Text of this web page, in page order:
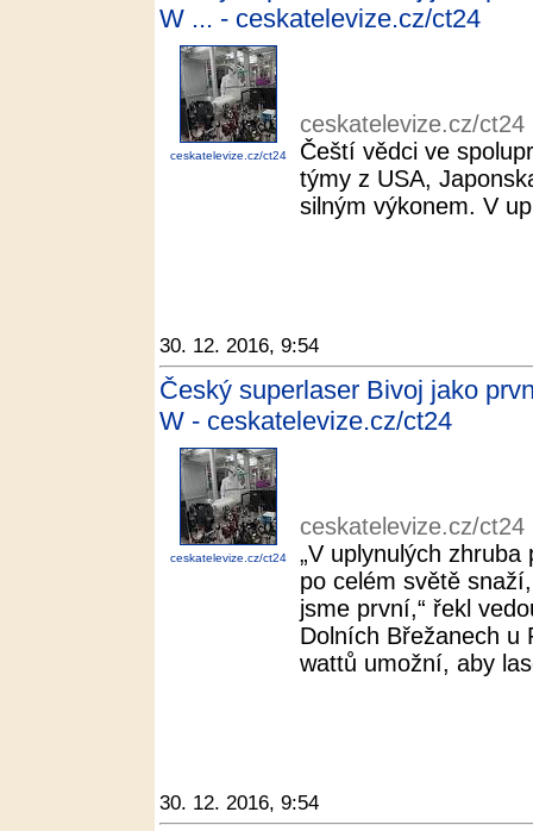
W ... - ceskatelevize.cz/ct24
ceskatelevize.cz/ct24
ceskatelevize.cz/ct24
Čeští vědci ve
týmy z USA,
silným výkonem. V
30. 12. 2016, 9:54
Český superlaser Bivoj jako
W - ceskatelevize.cz/ct24
ceskatelevize.cz/ct24
ceskatelevize.cz/ct24
„V uplynulých
po celém světě
jsme první,“ řekl
Dolních Břežanech u
wattů umožní, aby
30. 12. 2016, 9:54